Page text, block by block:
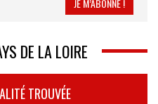
JE M’ABONNE !
DE LA LOIRE
TROUVÉE